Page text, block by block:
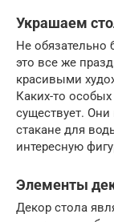
Украшаем
Не обязательно
это все же
красивыми
Каких-то
существует. Они
стакане для
интересную
Элементы
Декор стола